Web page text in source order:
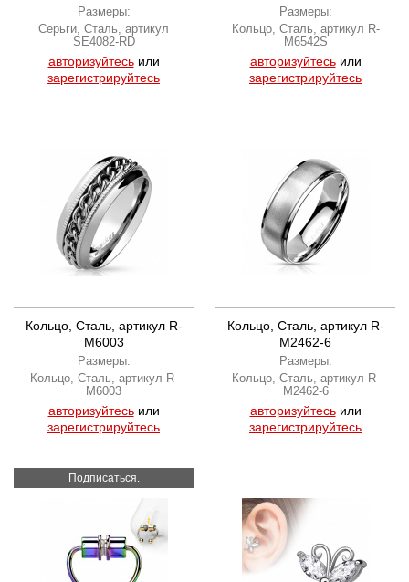
Размеры:
Серьги, Сталь, артикул
SE4082-RD
авторизуйтесьили
зарегистрируйтесь
Размеры:
Кольцо, Сталь, артикул R-
M6542S
авторизуйтесьили
зарегистрируйтесь
Кольцо, Сталь, артикул R-
M6003
Размеры:
Кольцо, Сталь, артикул R-
M6003
авторизуйтесьили
зарегистрируйтесь
Кольцо, Сталь, артикул R-
M2462-6
Размеры:
Кольцо, Сталь, артикул R-
M2462-6
авторизуйтесьили
зарегистрируйтесь
Подписаться.